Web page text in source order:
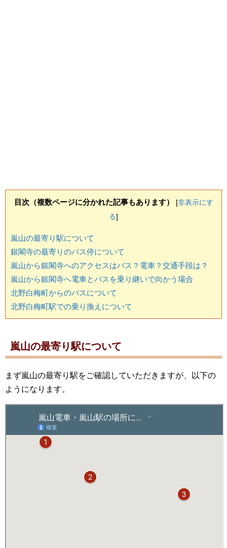
目次（複数ページに分かれた記事もあります） [非表示にす
る]
嵐山の最寄り駅について
銀閣寺の最寄りのバス停について
嵐山から銀閣寺へのアクセスはバス？電車？交通手段は？
嵐山から銀閣寺へ電車とバスを乗り継いで向かう場合
北野白梅町からのバスについて
北野白梅町駅での乗り換えについて
嵐山の最寄り駅について
まず嵐山の最寄り駅をご確認していただきますが、以下の
ようになります。